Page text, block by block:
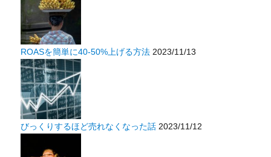
ROASを簡単に40-50%上げる方法 2023/11/13
びっくりするほど売れなくなった話 2023/11/12